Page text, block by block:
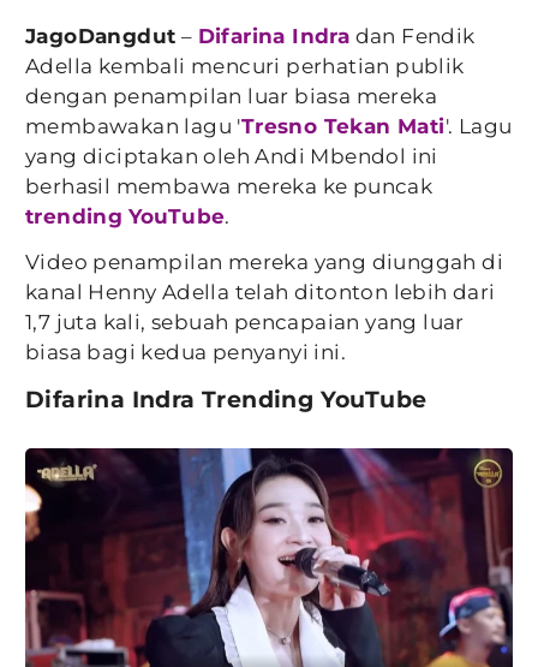
JagoDangdut – Difarina Indra dan Fendik
Adella kembali mencuri perhatian publik
dengan penampilan luar biasa mereka
membawakan lagu 'Tresno Tekan Mati'. Lagu
yang diciptakan oleh Andi Mbendol ini
berhasil membawa mereka ke puncak
trending YouTube.
Video penampilan mereka yang diunggah di
kanal Henny Adella telah ditonton lebih dari
1,7 juta kali, sebuah pencapaian yang luar
biasa bagi kedua penyanyi ini.
Difarina Indra Trending YouTube